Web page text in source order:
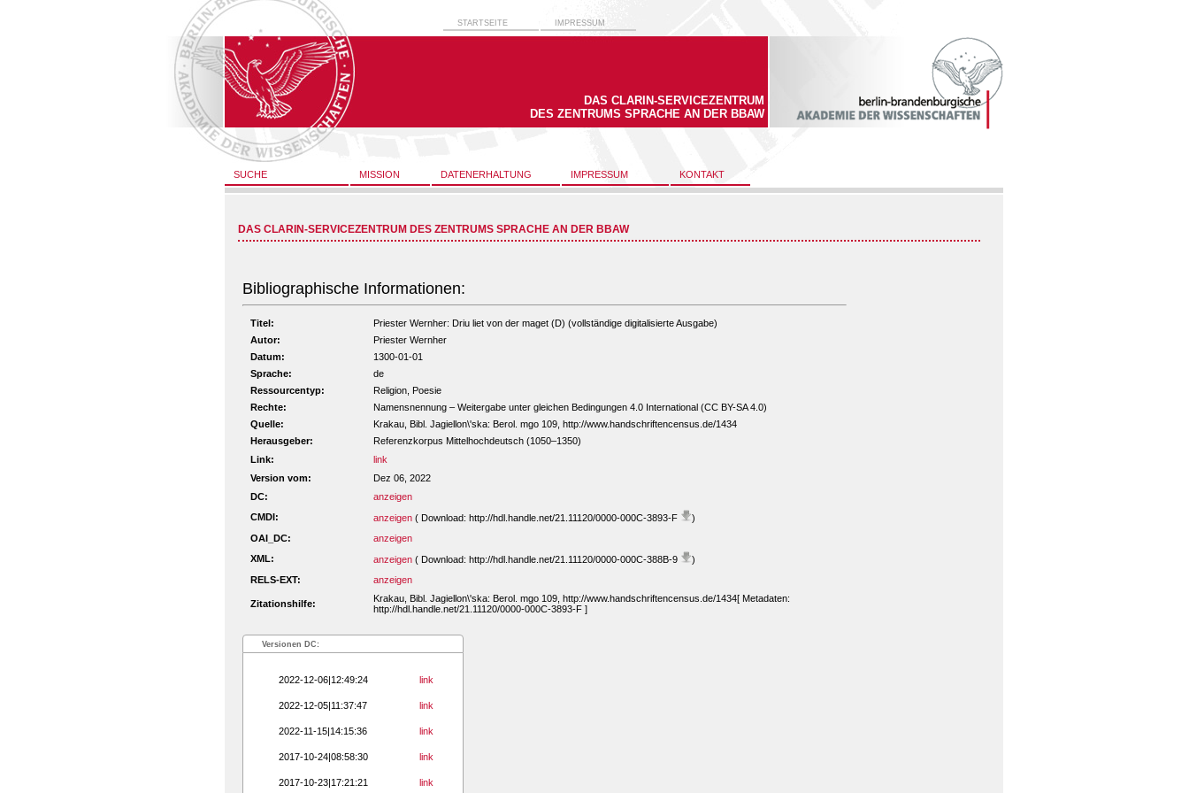
STARTSEITE IMPRESSUM
DAS CLARIN-SERVICEZENTRUM
DES ZENTRUMS SPRACHE AN DER BBAW
SUCHE MISSION DATENERHALTUNG IMPRESSUM KONTAKT
DAS CLARIN-SERVICEZENTRUM DES ZENTRUMS SPRACHE AN DER BBAW
Bibliographische Informationen:
Titel:
Priester Wernher: Driu liet von der maget (D) (vollständige digitalisierte Ausgabe)
Autor:
Priester Wernher
Datum:
1300-01-01
Sprache:
de
Ressourcentyp:
Religion, Poesie
Rechte:
Namensnennung – Weitergabe unter gleichen Bedingungen 4.0 International (CC BY-SA 4.0)
Quelle:
Krakau, Bibl. Jagiellon\'ska: Berol. mgo 109, http://www.handschriftencensus.de/1434
Herausgeber:
Referenzkorpus Mittelhochdeutsch (1050–1350)
Link:
link
Version vom:
Dez 06, 2022
DC:
anzeigen
CMDI:
anzeigen ( Download: http://hdl.handle.net/21.11120/0000-000C-3893-F
)
OAI_DC:
anzeigen
XML:
anzeigen ( Download: http://hdl.handle.net/21.11120/0000-000C-388B-9
)
RELS-EXT:
anzeigen
Zitationshilfe:
Krakau, Bibl. Jagiellon\'ska: Berol. mgo 109, http://www.handschriftencensus.de/1434[ Metadaten:
http://hdl.handle.net/21.11120/0000-000C-3893-F ]
Versionen DC:
2022-12-06|12:49:24 link
2022-12-05|11:37:47 link
2022-11-15|14:15:36 link
2017-10-24|08:58:30 link
2017-10-23|17:21:21 link